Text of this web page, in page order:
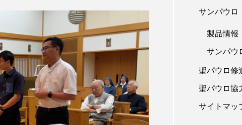
サンパウロ
製品情報
サンパウ
聖パウロ修
聖パウロ協
サイトマッ